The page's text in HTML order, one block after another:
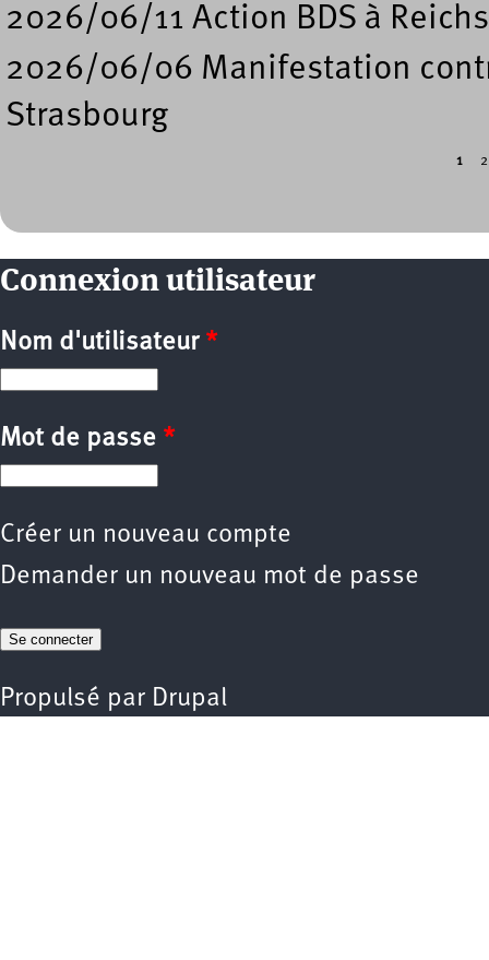
2026/06/11 Action BDS à
2026/06/06 Manifestation
Strasbourg
1 2
Connexion utilisateur
Nom d'utilisateur *
Mot de passe *
Créer un nouveau compte
Demander un nouveau mot de passe
Propulsé par Drupal